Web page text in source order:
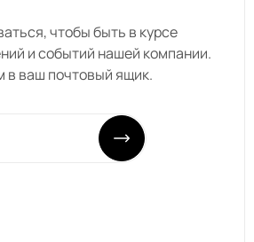
чтобы быть в курсе
и событий нашей компании.
ваш почтовый ящик.